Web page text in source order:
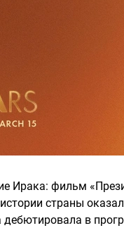
Ирака: фильм
страны
в